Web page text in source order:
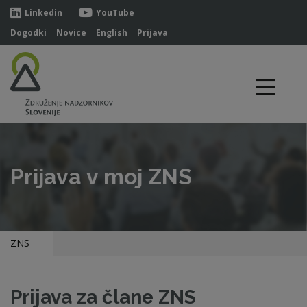
Linkedin
YouTube
Dogodki
Novice English Prijava
Prijava v moj ZNS
ZNS
Prijava za člane ZNS